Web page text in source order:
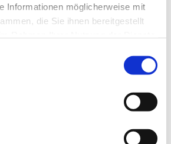
Informationen möglicherweise mit
die Sie ihnen bereitgestellt
Sie auch